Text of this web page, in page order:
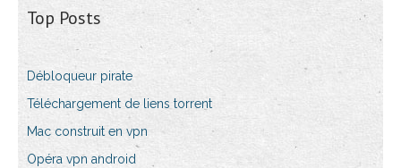
Top Posts
Débloqueur pirate
Téléchargement de liens torrent
Mac construit en vpn
Opéra vpn android